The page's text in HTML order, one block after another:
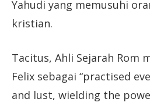
Yahudi yang memusuhi
kristian.
Tacitus, Ahli Sejarah Rom
Felix sebagai “practised
and lust, wielding the